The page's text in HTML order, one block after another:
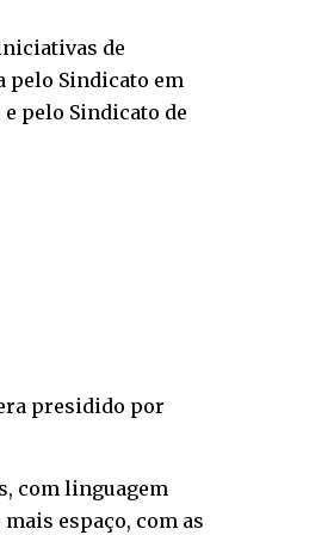
de
pelo Sindicato em
pelo Sindicato de
presidido por
com linguagem
espaço, com as